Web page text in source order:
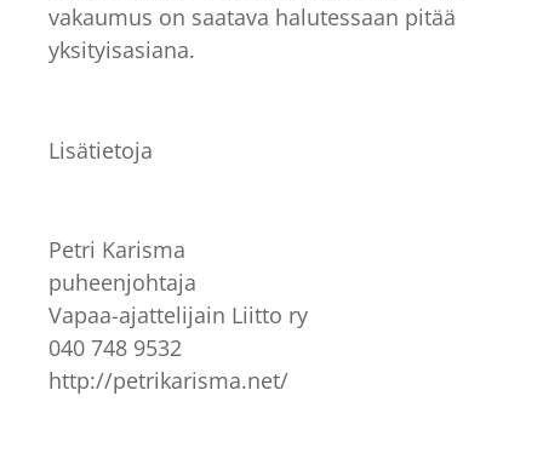
vakaumus on saatava halutessaan pitää
yksityisasiana.
Lisätietoja
Petri Karisma
puheenjohtaja
Vapaa-ajattelijain Liitto ry
040 748 9532
http://petrikarisma.net/